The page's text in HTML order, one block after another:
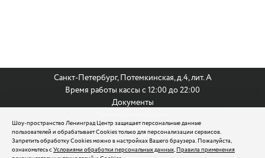
Шоу-пространство Ленинград Центр защищает персональные данные
пользователей и обрабатывает Cookies только для персонализации сервисов.
Запретить обработку Cookies можно в настройках Вашего браузера. Пожалуйста,
ознакомьтесь сУсловиями обработки персональных данных,Правила применения
Санкт-Петербург, Потемкинская, д.4, лит. А
Время работы кассы с 12:00 до 22:00
Документы
По всем вопросам:
8 (812) 242 9999
reservation@leningradcenter.ru